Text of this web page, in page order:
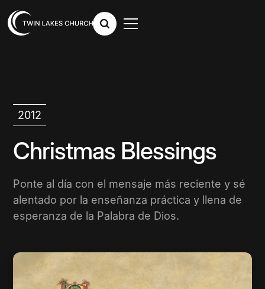
2012
Christmas Blessings
Ponte al día con el mensaje más reciente y sé
alentado por la enseñanza práctica y llena de
esperanza de la Palabra de Dios.